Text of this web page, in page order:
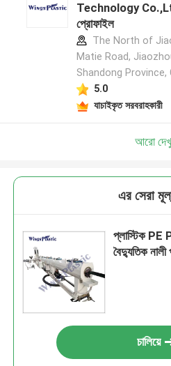
Technology
প্রোফাইল
The North of
Matie Road,
Shandong Province,
5.0
যাচাইকৃত সরবরাহকারী
আরো
এর সেরা
প্লাস্টিক
বৈদ্যুতিক
চালিয়ে